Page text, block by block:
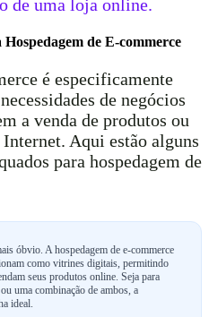
de uma loja online.
de E-commerce
é especificamente
de negócios
a venda de produtos ou
Aqui estão alguns
para hospedagem de
óbvio. A hospedagem de e-commerce
como vitrines digitais, permitindo
seus produtos online. Seja para
uma combinação de ambos, a
ideal.